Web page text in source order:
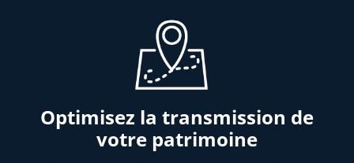
Optimisez la transmission de
votre patrimoine